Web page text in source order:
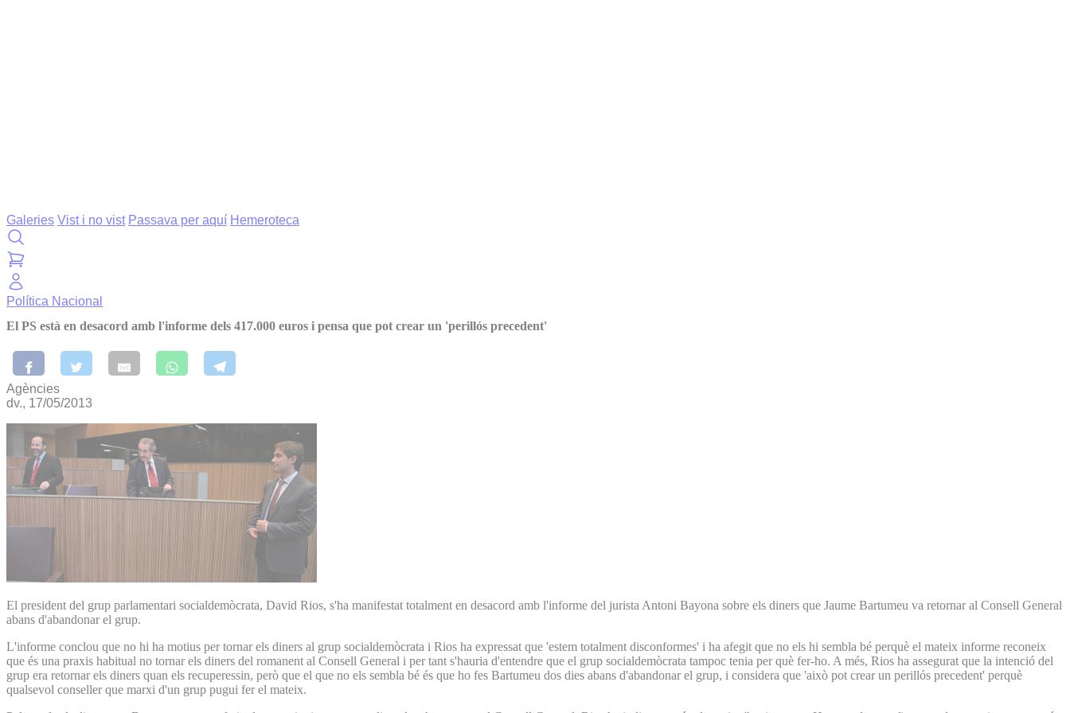
Galeries Vist i no vist Passava per aquí Hemeroteca
Política Nacional
El PS està en desacord amb l'informe dels 417.000 euros i pensa que pot crear un 'perillós precedent'
Agències
dv., 17/05/2013
El president del grup parlamentari socialdemòcrata, David Rios, s'ha manifestat totalment en desacord amb l'informe del jurista Antoni Bayona sobre els diners que Jaume Bartumeu va retornar al Consell General
abans d'abandonar el grup.
L'informe conclou que no hi ha motius per tornar els diners al grup socialdemòcrata i Rios ha expressat que 'estem totalment disconformes' i ha afegit que no els hi sembla bé perquè el mateix informe reconeix
que és una praxis habitual no tornar els diners del romanent al Consell General i per tant s'hauria d'entendre que el grup socialdemòcrata tampoc tenia per què fer-ho. A més, Rios ha assegurat que la intenció del
grup era retornar els diners quan els recuperessin, però que el que no els sembla bé és que ho fes Bartumeu dos dies abans d'abandonar el grup, i considera que 'això pot crear un perillós precedent' perquè
qualsevol conseller que marxi d'un grup pugui fer el mateix.